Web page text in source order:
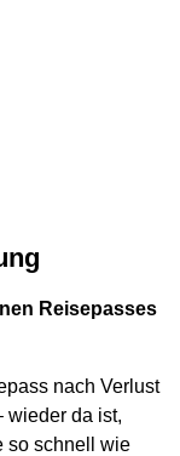
Reisepasses
nach Verlust
wieder da ist,
so schnell wie